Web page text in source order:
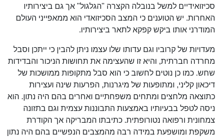
סכיזואידיים למשל בנובלה הקצרה "הגלגול" אך גם ביצירותיו
האחרות. יש הטוענים כי המצב הסכיזואדי הוא ממאפייני העולם
המודרני אותו ביקש קפקא לתאר ביצירותיו.
מעדויות של קרוביו וגם עדותו שלו עצמו ניתן להבין כי ייתכן וסבל
מחרדה חברתית, והיא זו שהעצימה את תחושות הניכור והבדידות
שחש. כמו כן נוטים לחשוב כי הוא סבל מתקופות ממושכות של
דיכאון קליני, ומתופעות של מיגרנות, הפרעות שינה ועצירות
כתוצאה מלחצים ומתחים משפחתיים ואחרים בהם היה נתון. הוא
ניסה לטפל בבעיותיו באמצעות התבוננות עצמית וגם בתזונה
צמחונית ורפואה נטורופתית. כתיבתו המבריקה אך הקודרת
משקפת ומושפעת במידה רבה מהמצבים הנפשיים בהם היה נתון